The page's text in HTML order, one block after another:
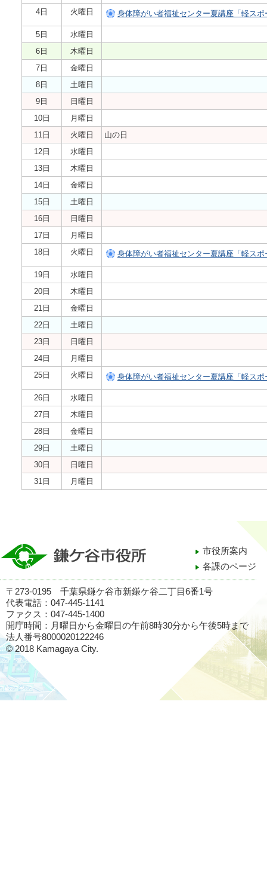
4日
火曜日 身体障がい者福祉センター夏講座「軽スポ
5日
水曜日
6日
木曜日
7日
金曜日
8日
土曜日
9日
日曜日
10日
月曜日
11日
火曜日
山の日
12日
水曜日
13日
木曜日
14日
金曜日
15日
土曜日
16日
日曜日
17日
月曜日
18日
火曜日 身体障がい者福祉センター夏講座「軽スポ
19日
水曜日
20日
木曜日
21日
金曜日
22日
土曜日
23日
日曜日
24日
月曜日
25日
火曜日 身体障がい者福祉センター夏講座「軽スポ
26日
水曜日
27日
木曜日
28日
金曜日
29日
土曜日
30日
日曜日
31日
月曜日
市役所案内
各課のページ
〒273-0195 千葉県鎌ケ谷市新鎌ケ谷二丁目6番1号
代表電話：047-445-1141
ファクス：047-445-1400
開庁時間：月曜日から金曜日の午前8時30分から午後5時まで
法人番号8000020122246
© 2018 Kamagaya City.